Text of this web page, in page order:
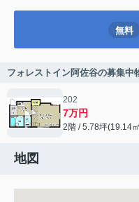
無料
フォレストイン阿佐谷の募集中
202
7万円
2階 / 5.78坪(19.14
地図